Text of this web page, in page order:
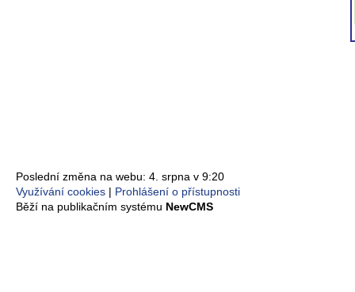
Poslední změna na webu: 4. srpna v 9:20
Využívání cookies
Prohlášení o přístupnosti
Běží na publikačním systému NewCMS